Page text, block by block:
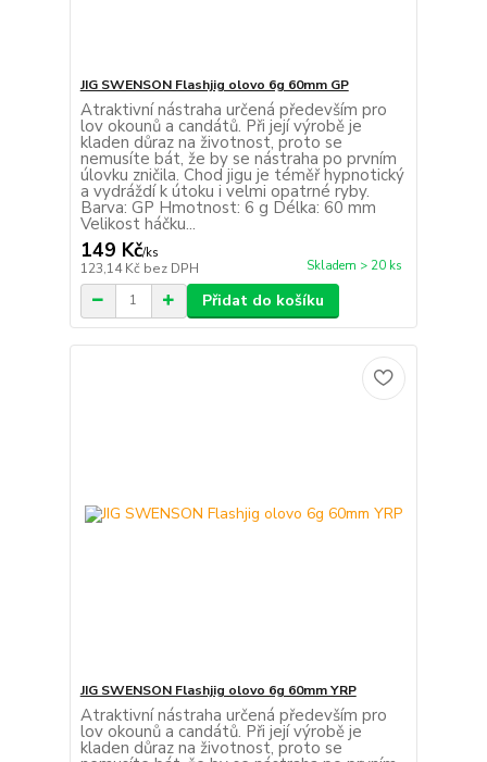
JIG SWENSON Flashjig olovo 6g 60mm GP
Atraktivní nástraha určená především pro
lov okounů a candátů. Při její výrobě je
kladen důraz na životnost, proto se
nemusíte bát, že by se nástraha po prvním
úlovku zničila. Chod jigu je téměř hypnotický
a vydráždí k útoku i velmi opatrné ryby.
Barva: GP Hmotnost: 6 g Délka: 60 mm
Velikost háčku...
149 Kč/ks
123,14 Kč bez DPH Skladem > 20 ks
Přidat do košíku
JIG SWENSON Flashjig olovo 6g 60mm YRP
Atraktivní nástraha určená především pro
lov okounů a candátů. Při její výrobě je
kladen důraz na životnost, proto se